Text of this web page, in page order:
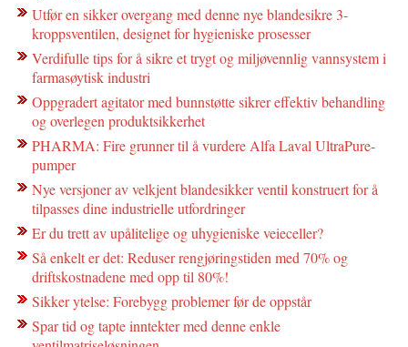
Utfør en sikker overgang med denne nye blandesikre 3-
kroppsventilen, designet for hygieniske prosesser
Verdifulle tips for å sikre et trygt og miljøvennlig vannsystem i
farmasøytisk industri
Oppgradert agitator med bunnstøtte sikrer effektiv behandling
og overlegen produktsikkerhet
PHARMA: Fire grunner til å vurdere Alfa Laval UltraPure-
pumper
Nye versjoner av velkjent blandesikker ventil konstruert for å
tilpasses dine industrielle utfordringer
Er du trett av upålitelige og uhygieniske veieceller?
Så enkelt er det: Reduser rengjøringstiden med 70% og
driftskostnadene med opp til 80%!
Sikker ytelse: Forebygg problemer før de oppstår
Spar tid og tapte inntekter med denne enkle